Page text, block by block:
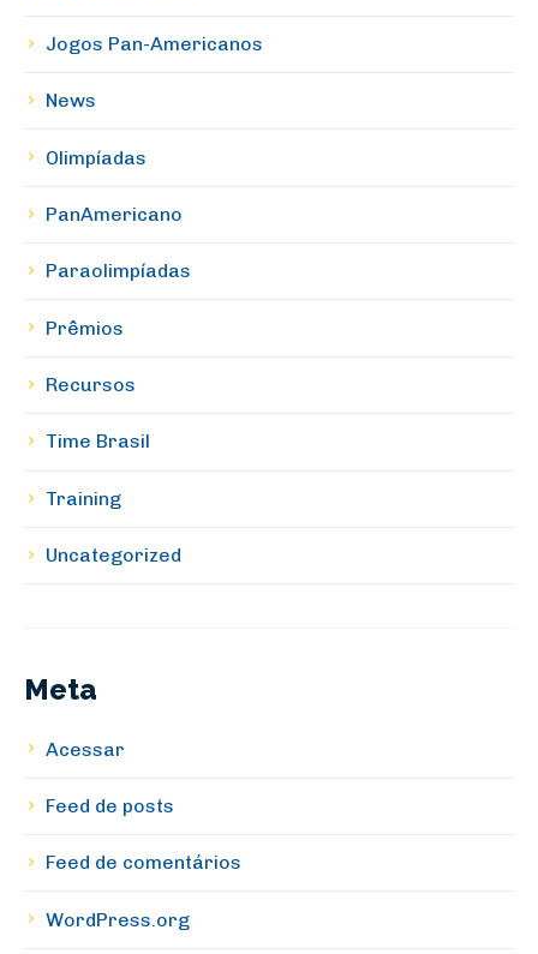
Jogos Pan-Americanos
News
Olimpíadas
PanAmericano
Paraolimpíadas
Prêmios
Recursos
Time Brasil
Training
Uncategorized
Meta
Acessar
Feed de posts
Feed de comentários
WordPress.org